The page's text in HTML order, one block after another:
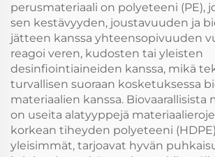
perusmateriaali on polyeteeni (PE),
sen kestävyyden, joustavuuden ja
jätteen kanssa yhteensopivuuden
reagoi veren, kudosten tai yleisten
desinfiointiaineiden kanssa, mikä
turvallisen suoraan kosketuksessa
materiaalien kanssa. Biovaarallisista
on useita alatyyppejä
korkean tiheyden polyeteeni
yleisimmät, tarjoavat hyvän